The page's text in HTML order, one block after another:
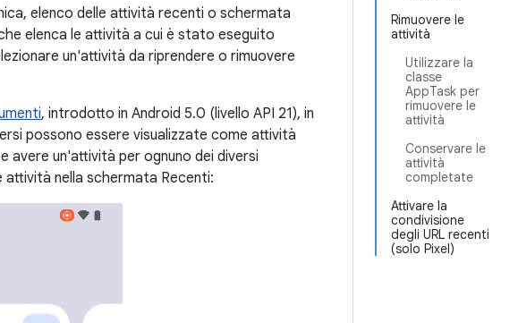
Rimuovere le
attività
Utilizzare la
classe
AppTask per
rimuovere le
attività
Conservare le
attività
completate
Attivare la
condivisione
degli URL recenti
(solo Pixel)
elenco delle attività recenti o schermata
elenca le attività a cui è stato eseguito
un'attività da riprendere o rimuovere
, introdotto in Android 5.0 (livello API 21), in
possono essere visualizzate come attività
avere un'attività per ognuno dei diversi
nella schermata Recenti: